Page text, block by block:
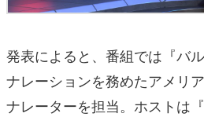
発表によると、番組では『バ
ナレーションを務めたアメリ
ナレーターを担当。ホストは